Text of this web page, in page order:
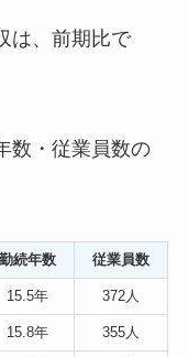
は、前期比で
数・従業員数の
勤続年数 従業員数
15.5年 372人
15.8年 355人